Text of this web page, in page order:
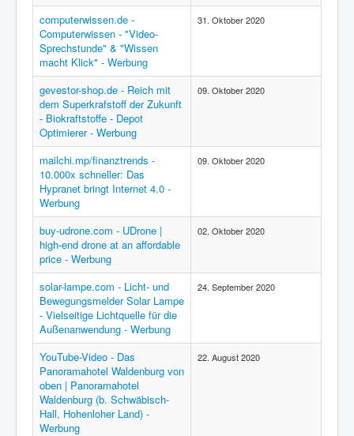
computerwissen.de -
Computerwissen - "Video-
Sprechstunde" & "Wissen
macht Klick" - Werbung
31. Oktober 2020
gevestor-shop.de - Reich mit
dem Superkrafstoff der Zukunft
- Biokraftstoffe - Depot
Optimierer - Werbung
09. Oktober 2020
mailchi.mp/finanztrends -
10.000x schneller: Das
Hypranet bringt Internet 4.0 -
Werbung
09. Oktober 2020
buy-udrone.com - UDrone |
high-end drone at an affordable
price - Werbung
02. Oktober 2020
solar-lampe.com - Licht- und
Bewegungsmelder Solar Lampe
- Vielseitige Lichtquelle für die
Außenanwendung - Werbung
24. September 2020
YouTube-Video - Das
Panoramahotel Waldenburg von
oben | Panoramahotel
Waldenburg (b. Schwäbisch-
Hall, Hohenloher Land) -
Werbung
22. August 2020